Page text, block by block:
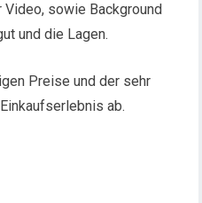
Video, sowie Background
und die Lagen.
Preise und der sehr
ab.